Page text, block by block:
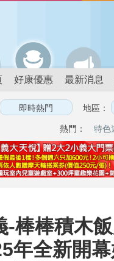
好康優惠 最新消息
地區：
熱門： 特色
-棒棒積木
年全新開